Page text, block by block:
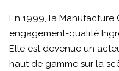
En 1999, la Manufacture
engagement-qualité
Elle est devenue un
haut de gamme sur la